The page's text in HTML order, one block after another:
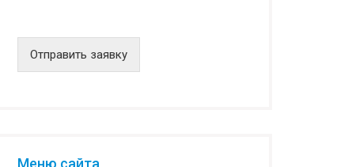
е
о
Отправить заявку
Меню сайта